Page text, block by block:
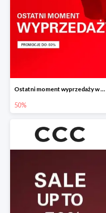
Ostatni moment wyprzedaży w CCC do -50%
50%